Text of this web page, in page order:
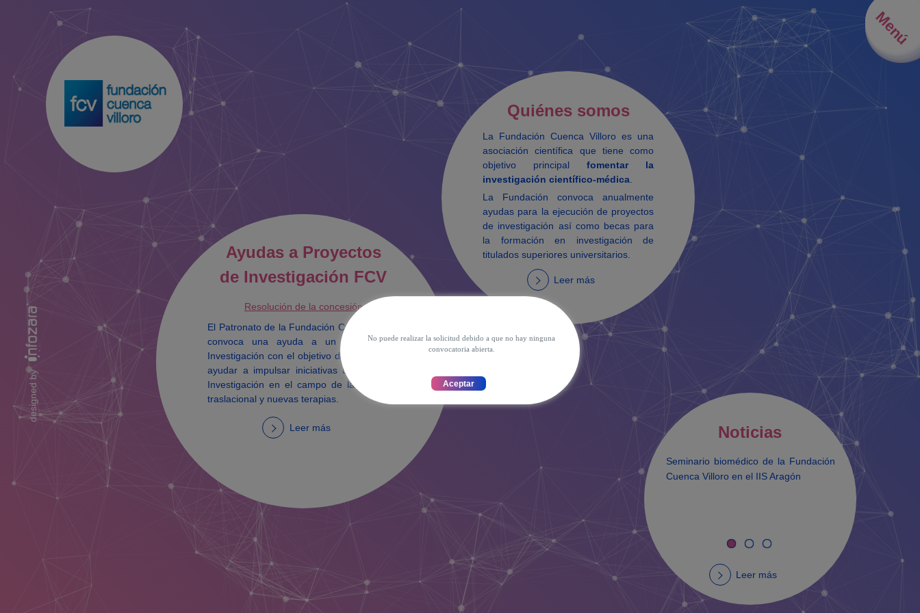
No puede realizar la solicitud debido a que no hay ninguna
convocatoria abierta.
Menú
designed by
Quiénes somos
La Fundación Cuenca Villoro es una
asociación científica que tiene como
objetivo principalfomentar la
investigación científico-médica.
La Fundación convoca anualmente
ayudas para la ejecución de proyectos
de investigación así como becas para
la formación en investigación de
titulados superiores universitarios.
Leer más
Ayudas a Proyectos
de Investigación FCV
Resolución de la concesión
El Patronato de la Fundación Cuenca Villoro
convoca una ayuda a un Proyecto de
Investigación con el objetivo de reconocer y
ayudar a impulsar iniciativas a Grupos de
Investigación en el campo de la oncología
traslacional y nuevas terapias.
Leer más Noticias
Seminario biomédico de la Fundación
Cuenca Villoro en el IIS Aragón
Leer más